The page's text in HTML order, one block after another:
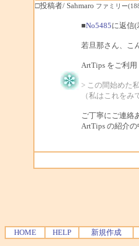
□投稿者/ Sahmaro ファミリー
■No5485に返信(
若旦那さん、こ
ArtTips をご利
> この間始めた
（私はこれを
ご丁寧にご連絡
ArtTips の紹介
HOME HELP 新規作成